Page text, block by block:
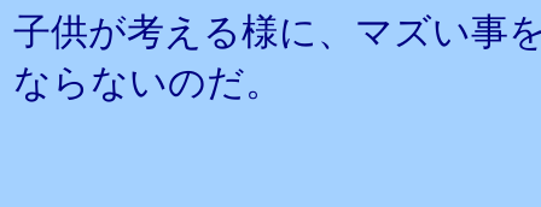
子供が考える様に、マズい事
ならないのだ。